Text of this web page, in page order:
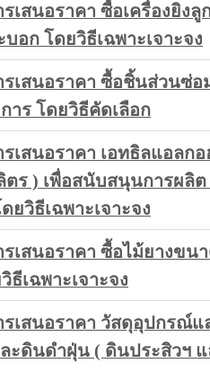
เสนอราคา ซื้อเครื่องยิง
อก โดยวิธีเฉพาะเจาะจง
เสนอราคา ซื้อชิ้นส่วนซ่อ
าร โดยวิธีคัดเลือก
เสนอราคา เอทธิลแอลก
ร ) เพื่อสนับสนุนการผลิ
วิธีเฉพาะเจาะจง
เสนอราคา ซื้อไม้ยางข
เฉพาะเจาะจง
เสนอราคา วัสดุอุปกรณ์
ะดินดำฝุ่น ( ดินประสิวฯ